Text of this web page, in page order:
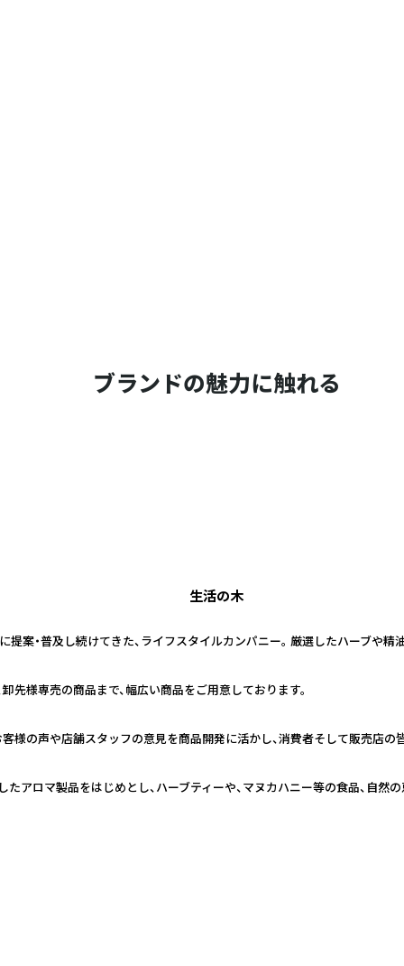
ブランドの魅力に触れる
生活の木
に提案・普及し続けてきた、ライフスタイルカンパニー。 厳選したハーブや
先様専売の商品まで、幅広い商品をご用意しております。
様の声や店舗スタッフの意見を商品開発に活かし、消費者そして販売店の
たアロマ製品をはじめとし、ハーブティーや、マヌカハニー等の食品、自然